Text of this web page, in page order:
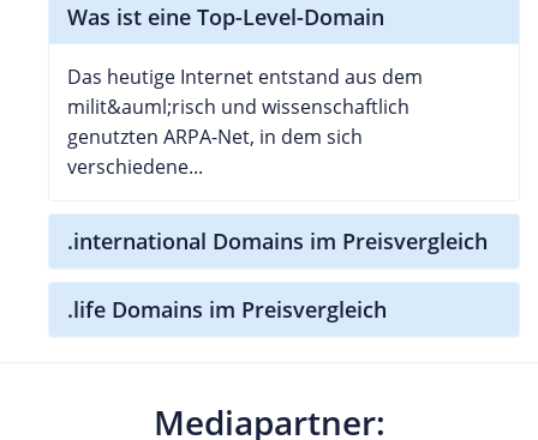
Was ist eine Top-Level-Domain
Das heutige Internet entstand aus dem
milit&auml;risch und wissenschaftlich
genutzten ARPA-Net, in dem sich
verschiedene...
.international Domains im Preisvergleich
.life Domains im Preisvergleich
Mediapartner: